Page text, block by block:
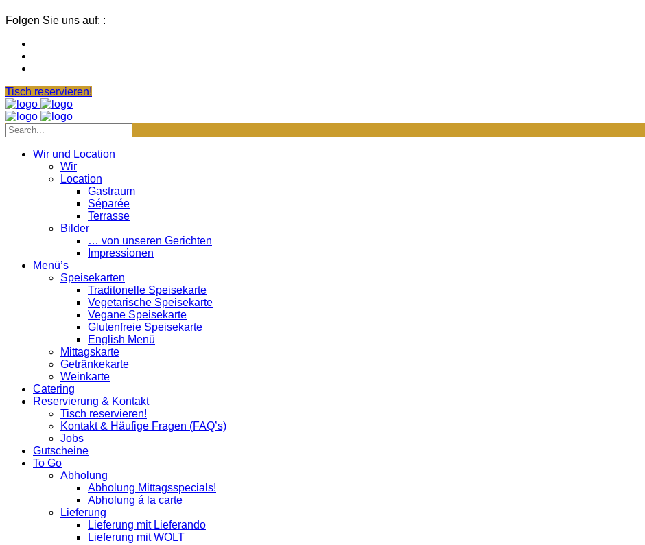
Folgen Sie uns auf: :
Tisch reservieren!
Wir und Location
Wir
Location
Gastraum
Séparée
Terrasse
Bilder
… von unseren Gerichten
Impressionen
Menü’s
Speisekarten
Traditonelle Speisekarte
Vegetarische Speisekarte
Vegane Speisekarte
Glutenfreie Speisekarte
English Menü
Mittagskarte
Getränkekarte
Weinkarte
Catering
Reservierung & Kontakt
Tisch reservieren!
Kontakt & Häufige Fragen (FAQ’s)
Jobs
Gutscheine
To Go
Abholung
Abholung Mittagsspecials!
Abholung á la carte
Lieferung
Lieferung mit Lieferando
Lieferung mit WOLT